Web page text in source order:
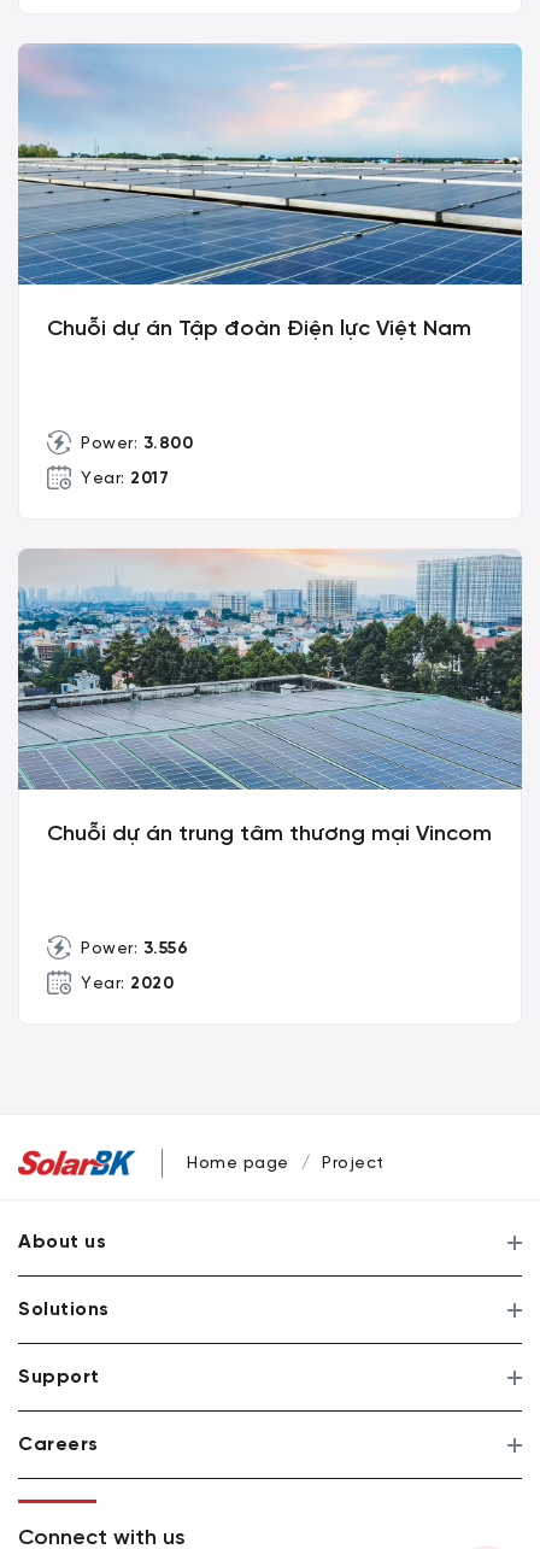
Chuỗi dự án Tập đoàn Điện lực Việt Nam
Power: 3.800
Year: 2017
Chuỗi dự án trung tâm thương mại Vincom
Power: 3.556
Year: 2020
Home page Project
About us
Solutions
Support
Careers
Connect with us